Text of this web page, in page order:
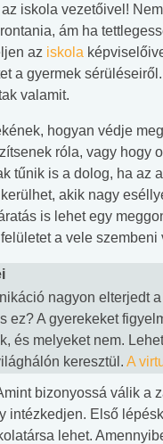
iskola vezetőivel!
ám ha
az iskola
a gyermek
valamit.
hogyan védje
róla, vagy hogy
tűnik is a dolog, ha az
akik nagy
is lehet egy
a vele szembeni
nagyon elterjedt
ez? A gyerekeket
és melyeket nem.
keresztül. A
bizonyossá válik a
intézkedjen. Első
lehet.